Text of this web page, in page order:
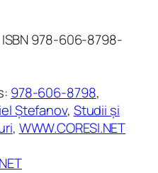
978-606-8798-
978-606-8798
Ștefanov, Studii și
, WWW.CORESI.NET